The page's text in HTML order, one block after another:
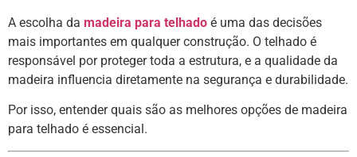
A escolha da madeira para telhado é uma das decisões
mais importantes em qualquer construção. O telhado é
responsável por proteger toda a estrutura, e a qualidade da
madeira influencia diretamente na segurança e durabilidade.
Por isso, entender quais são as melhores opções de madeira
para telhado é essencial.